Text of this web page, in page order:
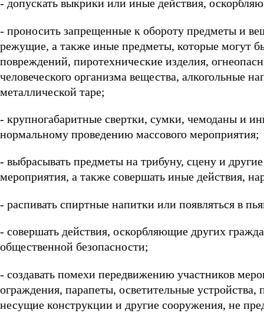
- допускать выкрики или иные действия,
- проносить запрещенные к обороту предметы и
режущие, а также иные предметы, которые могут
повреждений, пиротехнические изделия,
человеческого организма вещества, алкогольные
металлической таре;
- крупногабаритные свертки, сумки, чемоданы и
нормальному проведению массового мероприятия;
- выбрасывать предметы на трибуну, сцену и
мероприятия, а также совершать иные действия,
- распивать спиртные напитки или появляться в
- совершать действия, оскорбляющие других
общественной безопасности;
- создавать помехи передвижению участников
ограждения, парапеты, осветительные
несущие конструкции и другие сооружения, не